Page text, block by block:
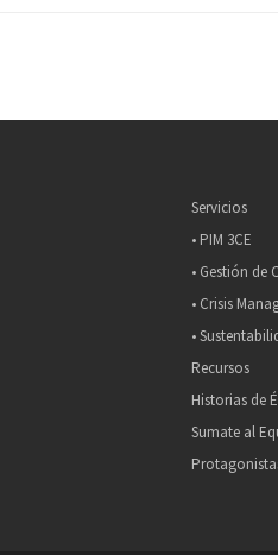
Servicios
• PIM 3CE
• Gestión de
• Crisis
•
Recursos
Historias de
Sumate al